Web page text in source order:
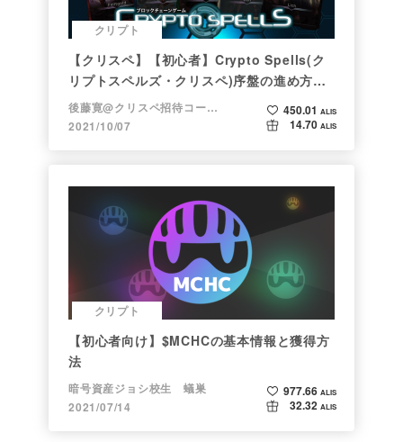
クリプト
【クリスペ】【初心者】Crypto Spells(ク
リプトスペルズ・クリスペ)序盤の進め方
【NFTゲーム】
後藤寛@クリスペ招待コード→LHiH
2021/10/07
450.01 ALIS
14.70 ALIS
クリプト
【初心者向け】$MCHCの基本情報と獲得方
法
暗号資産ジョシ校生 蟻巣
2021/07/14
977.66 ALIS
32.32 ALIS